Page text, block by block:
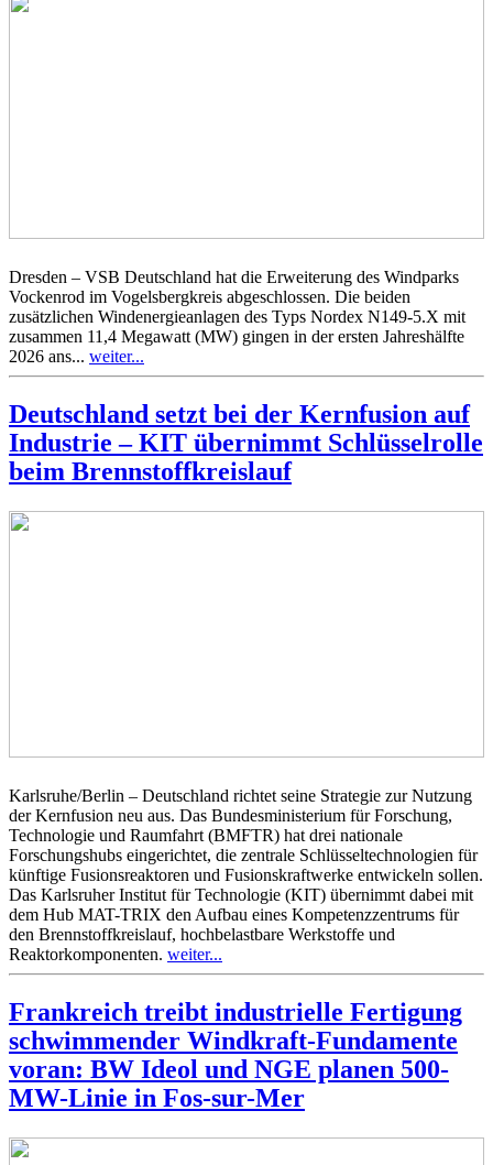
Dresden – VSB Deutschland hat die Erweiterung des Windparks
Vockenrod im Vogelsbergkreis abgeschlossen. Die beiden
zusätzlichen Windenergieanlagen des Typs Nordex N149-5.X mit
zusammen 11,4 Megawatt (MW) gingen in der ersten Jahreshälfte
2026 ans... weiter...
Deutschland setzt bei der Kernfusion auf
Industrie – KIT übernimmt Schlüsselrolle
beim Brennstoffkreislauf
Karlsruhe/Berlin – Deutschland richtet seine Strategie zur Nutzung
der Kernfusion neu aus. Das Bundesministerium für Forschung,
Technologie und Raumfahrt (BMFTR) hat drei nationale
Forschungshubs eingerichtet, die zentrale Schlüsseltechnologien für
künftige Fusionsreaktoren und Fusionskraftwerke entwickeln sollen.
Das Karlsruher Institut für Technologie (KIT) übernimmt dabei mit
dem Hub MAT-TRIX den Aufbau eines Kompetenzzentrums für
den Brennstoffkreislauf, hochbelastbare Werkstoffe und
Reaktorkomponenten. weiter...
Frankreich treibt industrielle Fertigung
schwimmender Windkraft-Fundamente
voran: BW Ideol und NGE planen 500-
MW-Linie in Fos-sur-Mer